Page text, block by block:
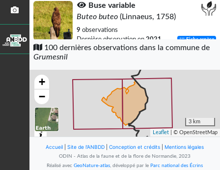
Buse variable
Buteo buteo (Linnaeus, 1758)
9 observations
Dernière observation en 2021 Fiche espèce
Larus fuscusLinnaeus, 1758
9observations
Dernière observation en2023
Merle noir
Turdus merula
Linnaeus, 1758
Étourneau sansonnet
100 dernières observations dans la commune de
Grumesnil
+
−
3 km
Leaflet | © OpenStreetMap
Accueil Site de l'ANBDD Conception et crédits Mentions légales
ODIN - Atlas de la faune et de la flore de Normandie, 2023
Réalisé avec GeoNature-atlas, développé par le Parc national des Écrins